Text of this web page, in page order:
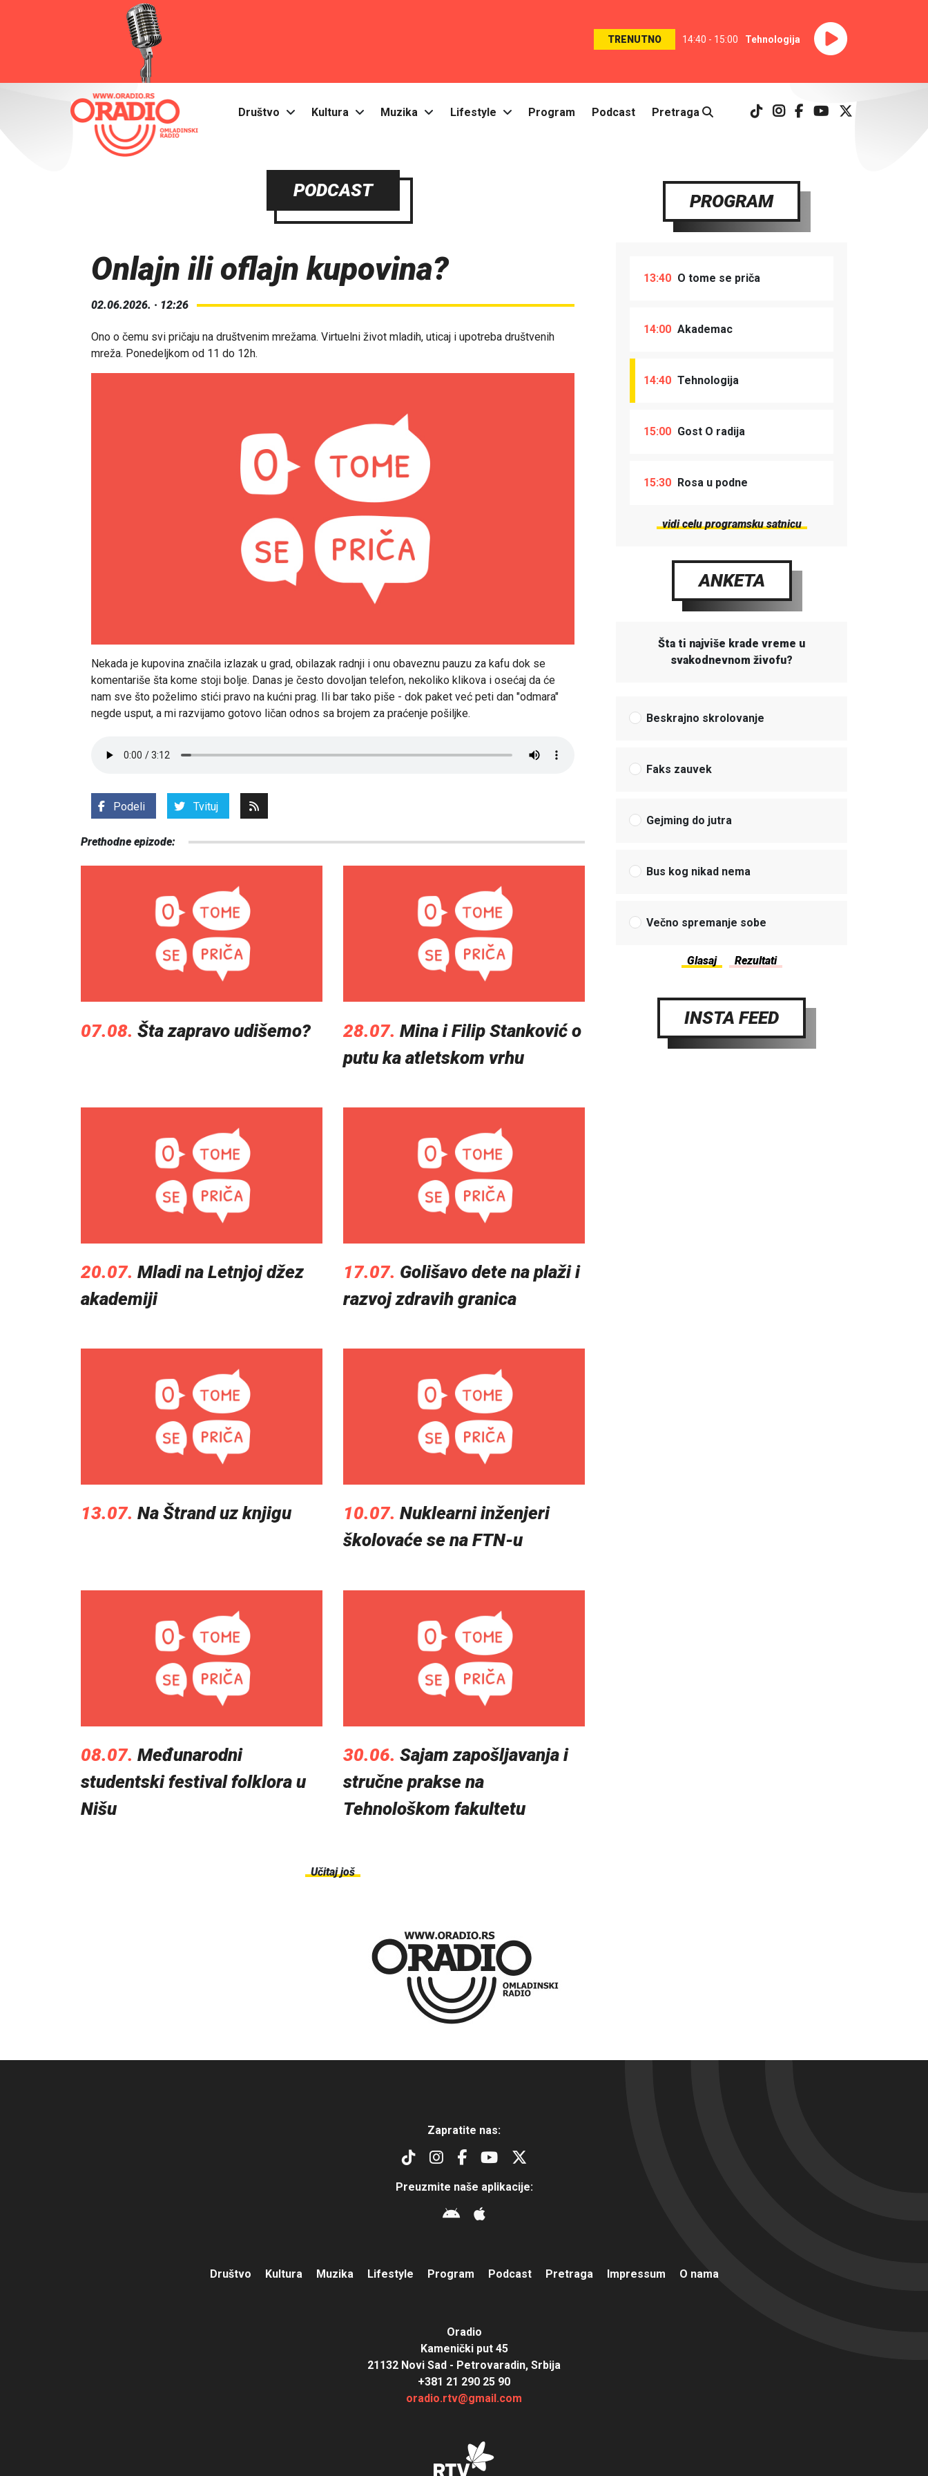
TRENUTNO 14:40 - 15:00 Tehnologija
Društvo Kultura Muzika Lifestyle Program Podcast Pretraga
PODCAST
Onlajn ili oflajn kupovina?
02.06.2026. · 12:26
Ono o čemu svi pričaju na društvenim mrežama. Virtuelni život mladih, uticaj i upotreba društvenih
mreža. Ponedeljkom od 11 do 12h.
Nekada je kupovina značila izlazak u grad, obilazak radnji i onu obaveznu pauzu za kafu dok se
komentariše šta kome stoji bolje. Danas je često dovoljan telefon, nekoliko klikova i osećaj da će
nam sve što poželimo stići pravo na kućni prag. Ili bar tako piše - dok paket već peti dan "odmara"
negde usput, a mi razvijamo gotovo ličan odnos sa brojem za praćenje pošiljke.
Podeli Tvituj
Prethodne epizode:
07.08. Šta zapravo udišemo? 28.07. Mina i Filip Stanković o
putu ka atletskom vrhu
20.07. Mladi na Letnjoj džez
akademiji
17.07. Golišavo dete na plaži i
razvoj zdravih granica
13.07. Na Štrand uz knjigu 10.07. Nuklearni inženjeri
školovaće se na FTN-u
08.07. Međunarodni
studentski festival folklora u
Nišu
30.06. Sajam zapošljavanja i
stručne prakse na
Tehnološkom fakultetu
Učitaj još
PROGRAM
13:40 O tome se priča
14:00 Akademac
14:40 Tehnologija
15:00 Gost O radija
15:30 Rosa u podne
vidi celu programsku satnicu
ANKETA
Šta ti najviše krade vreme u
svakodnevnom živofu?
Beskrajno skrolovanje
Faks zauvek
Gejming do jutra
Bus kog nikad nema
Večno spremanje sobe
INSTA FEED
Zapratite nas:
Preuzmite naše aplikacije:
Društvo Kultura Muzika Lifestyle Program Podcast Pretraga Impressum O nama
Oradio
Kamenički put 45
21132 Novi Sad - Petrovaradin, Srbija
+381 21 290 25 90
oradio.rtv@gmail.com